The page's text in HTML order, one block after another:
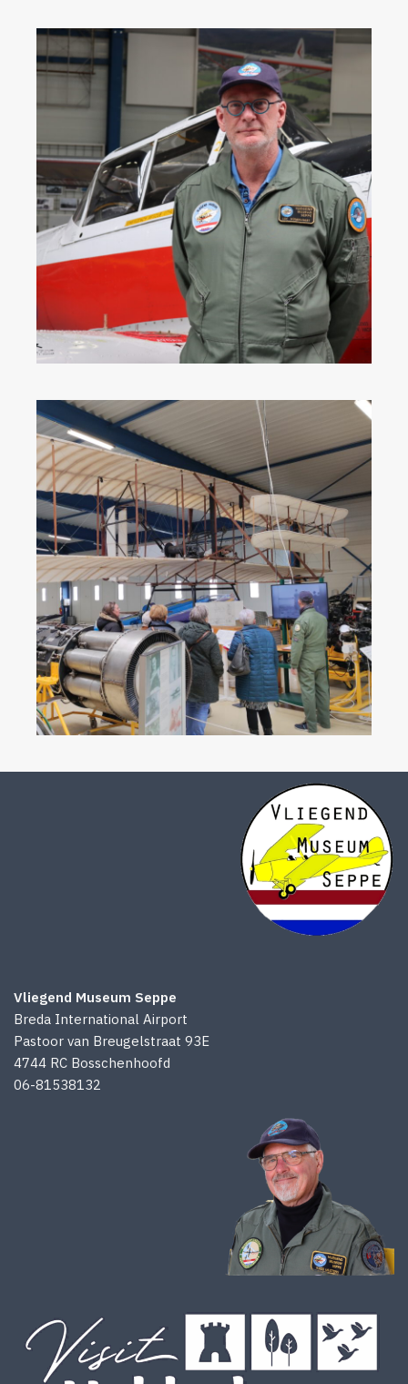
Vliegend Museum Seppe
Breda International Airport
Pastoor van Breugelstraat 93E
4744 RC Bosschenhoofd
06-81538132